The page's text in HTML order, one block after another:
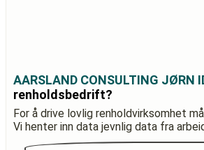
AARSLAND CONSULTING JØRN
renholdsbedrift?
For å drive lovlig renholdvirksomhet
Vi henter inn data jevnlig data fra